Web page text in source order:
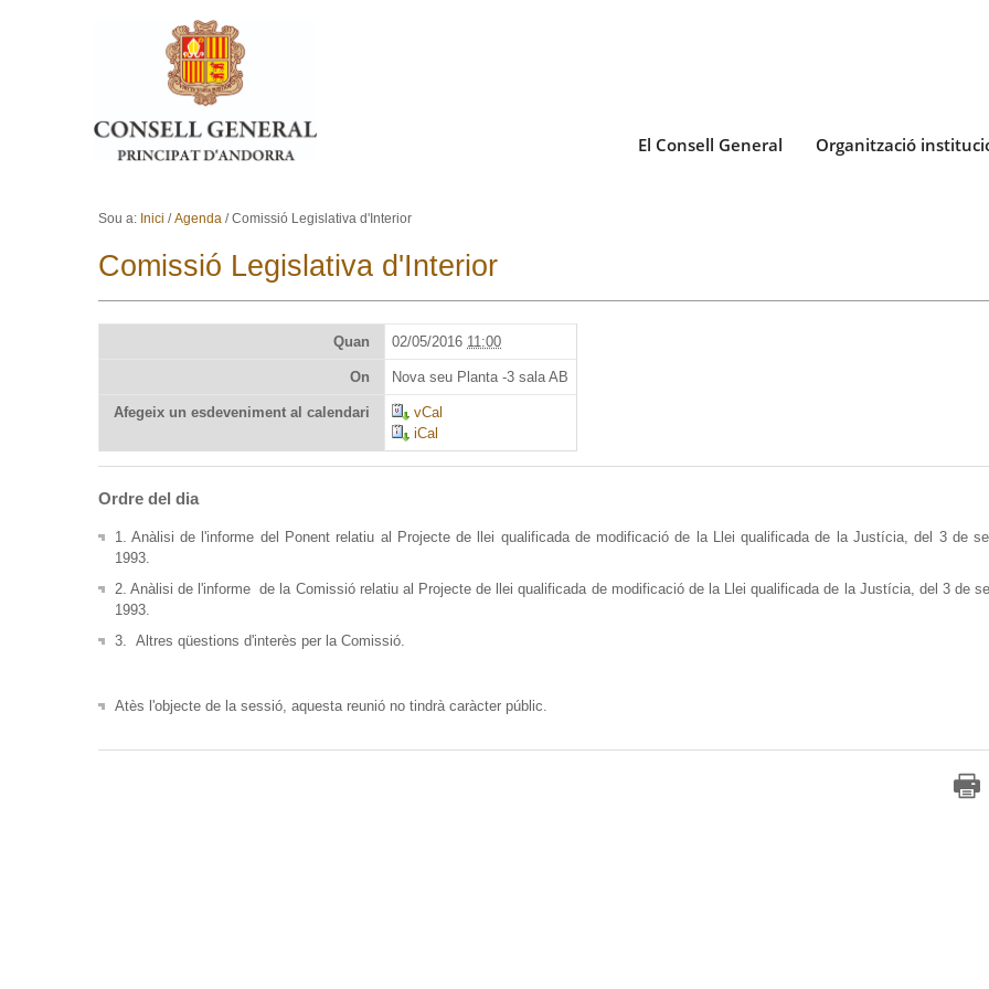
Ves al contingut.
Salta a la navegació
El Consell General Organització
Sou a: Inici /Agenda /Comissió Legislativa d'Interior
Comissió Legislativa d'Interior
Quan 02/05/2016 11:00
On Nova seu Planta -3 sala AB
Afegeix un esdeveniment al calendari
vCal
iCal
Ordre del dia
1. Anàlisi de l'informe del Ponent relatiu al Projecte de llei qualificada de modificació de la Llei qualificada de la Justícia, del 3 de
1993.
2. Anàlisi de l'informe de la Comissió relatiu al Projecte de llei qualificada de modificació de la Llei qualificada de la Justícia, del 3 de
1993.
3. Altres qüestions d'interès per la Comissió.
Atès l'objecte de la sessió, aquesta reunió no tindrà caràcter públic.